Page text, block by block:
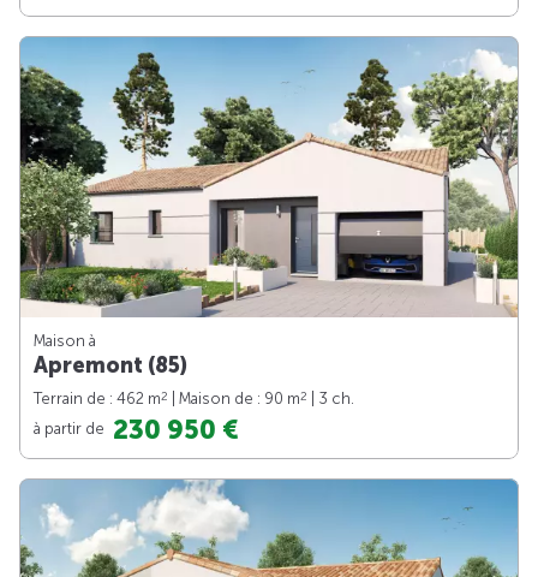
Maison à
Apremont (85)
Terrain de : 462 m2 | Maison de : 90 m2
| 3 ch.
à partir de 230 950 €